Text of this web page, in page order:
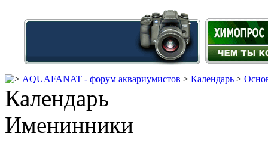
AQUAFANAT - форум аквариумистов > Календарь >
Календарь
Именинники